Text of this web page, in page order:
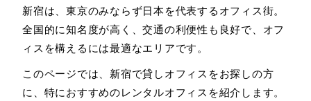
新宿は、東京のみならず日本を代表するオフィス街。
全国的に知名度が高く、交通の利便性も良好で、オフ
ィスを構えるには最適なエリアです。
このページでは、新宿で貸しオフィスをお探しの方
に、特におすすめのレンタルオフィスを紹介します。